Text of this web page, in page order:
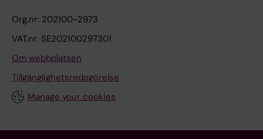
Org.nr: 202100-2973
VAT.nr: SE202100297301
Om webbplatsen
Tillgänglighetsredogörelse
Manage your cookies